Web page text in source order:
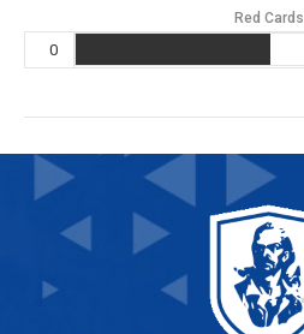
Red Cards
0